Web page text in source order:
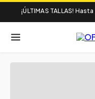
¡ÚLTIMAS TALLAS! Hasta